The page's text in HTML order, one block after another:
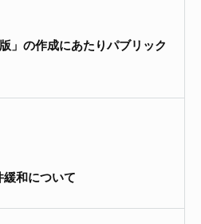
」の作成にあたりパブリック
和について